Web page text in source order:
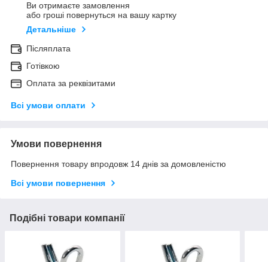
Ви отримаєте замовлення
або гроші повернуться на вашу картку
Детальніше
Післяплата
Готівкою
Оплата за реквізитами
Всі умови оплати
Умови повернення
Повернення товару впродовж 14 днів за домовленістю
Всі умови повернення
Подібні товари компанії